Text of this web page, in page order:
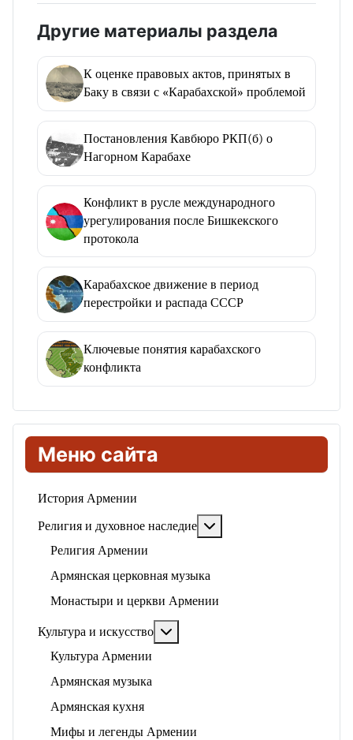
Меню сайта
История Армении
Религия и духовное наследие
Религия Армении
Армянская церковная музыка
Монастыри и церкви Армении
Культура и искусство
Культура Армении
Армянская музыка
Армянская кухня
Мифы и легенды Армении
Другие материалы раздела
К оценке правовых актов, принятых в
Баку в связи с «Карабахской» проблемой
Постановления Кавбюро РКП(б) о
Нагорном Карабахе
Конфликт в русле международного
урегулирования после Бишкекского
протокола
Карабахское движение в период
перестройки и распада СССР
Ключевые понятия карабахского
конфликта